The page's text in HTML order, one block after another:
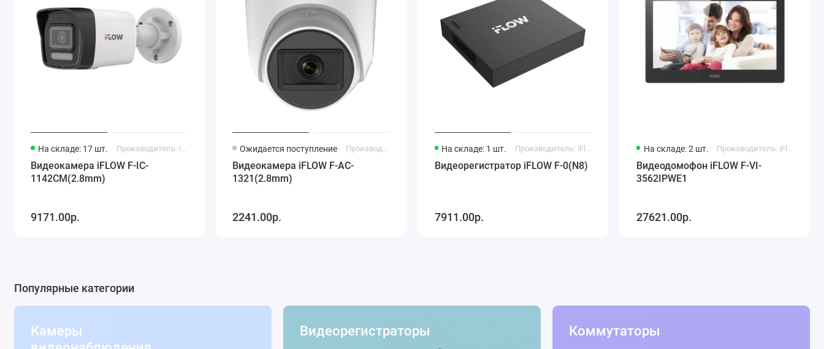
На складе: 17 шт. Производитель: iFlow
Видеокамера iFLOW F-IC-
1142CM(2.8mm)
9171.00р.
Ожидается поступление Производитель: iFlow
Видеокамера iFLOW F-AC-
1321(2.8mm)
2241.00р.
На складе: 1 шт. Производитель: iFlow
Видеорегистратор iFLOW F-0(N8)
7911.00р.
На складе: 2 шт. Производитель: iFlow
Видеодомофон iFLOW F-VI-
3562IPWE1
27621.00р.
Популярные категории
Камеры
Видеорегистраторы Коммутаторы